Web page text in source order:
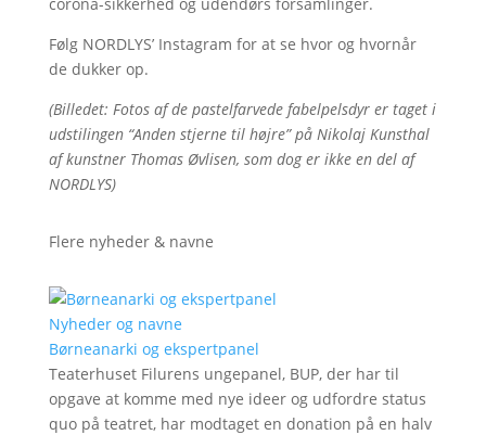
Følg NORDLYS’ Instagram for at se hvor og hvornår
de dukker op.
(Billedet: Fotos af de pastelfarvede fabelpelsdyr er taget i
udstilingen “Anden stjerne til højre” på Nikolaj Kunsthal
af kunstner Thomas Øvlisen, som dog er ikke en del af
NORDLYS)
Flere nyheder & navne
Nyheder og navne
Børneanarki og ekspertpanel
Teaterhuset Filurens ungepanel, BUP, der har til
opgave at komme med nye ideer og udfordre status
quo på teatret, har modtaget en donation på en halv